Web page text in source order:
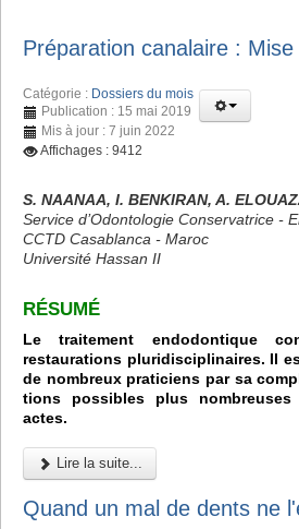
Préparation canalaire :
Catégorie : Dossiers du mois
Publication : 15 mai 2019
Mis à jour : 7 juin 2022
Affichages : 9412
S. NAANAA, I. BENKIRAN, A.
Service d’Odontologie Conservatrice -
CCTD Casablanca - Maroc
Université Hassan II
RÉSUMÉ
Le traitement endodontique
restaurations pluridisciplinaires. Il
de nombreux praticiens par sa
tions possibles plus
actes.
Lire la suite...
Quand un mal de dents ne